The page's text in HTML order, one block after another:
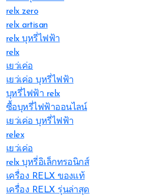
relx zero
relx artisan
relx บุหรี่ไฟฟ้า
relx
เยว่เค่อ
เยว่เค่อ บุหรี่ไฟฟ้า
บุหรี่ไฟฟ้า relx
ซื้อบุหรี่ไฟฟ้าออนไลน์
เยว่เค่อ บุหรี่ไฟฟ้า
relex
เยว่เค่อ
relx บุหรี่อิเล็กทรอนิกส์
เครื่อง RELX ของแท้
เครื่อง RELX รุ่นล่าสุด